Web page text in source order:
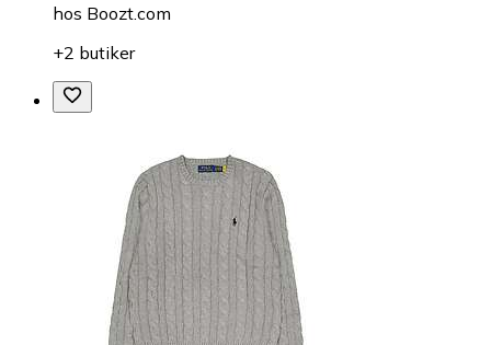
hos Boozt.com
+2 butiker